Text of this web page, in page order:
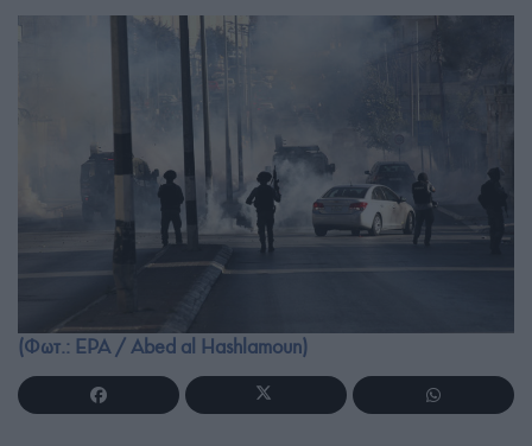
(Φωτ.: EPA / Abed al Hashlamoun)